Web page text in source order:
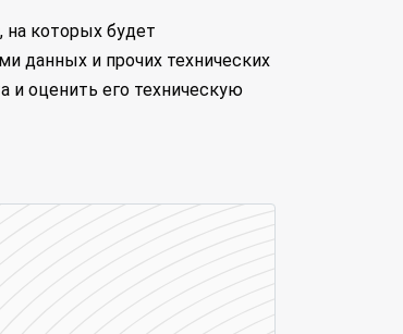
на которых будет
данных и прочих технических
и оценить его техническую